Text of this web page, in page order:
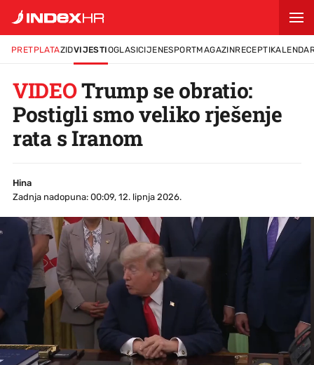
PRETPLATAZIDVIJESTIOGLASICIJENESPORTMAGAZINRECEPTI
VIDEOTrump se obratio:
Postigli smo veliko rješenje
rata s Iranom
Hina
Zadnja nadopuna: 00:09, 12. lipnja 2026.